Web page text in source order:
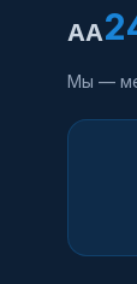
AA
Мы —